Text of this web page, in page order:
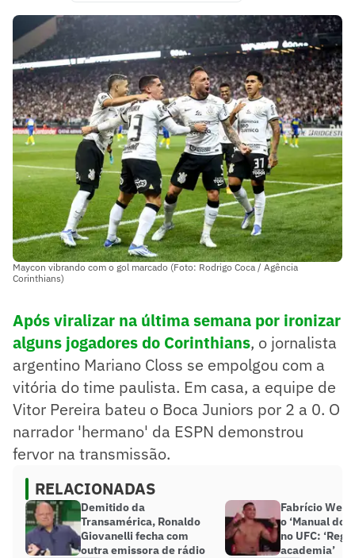
Maycon vibrando com o gol marcado (Foto: Rodrigo Coca / Agência
Corinthians)
Após viralizar na última semana por ironizar
alguns jogadores do Corinthians, o jornalista
argentino Mariano Closs se empolgou com a
vitória do time paulista. Em casa, a equipe de
Vitor Pereira bateu o Boca Juniors por 2 a 0. O
narrador 'hermano' da ESPN demonstrou
fervor na transmissão.
RELACIONADAS
Demitido da
Transamérica, Ronaldo
Giovanelli fecha com
outra emissora de rádio
Fabrício
o ‘Manual do
no UFC:
academia’